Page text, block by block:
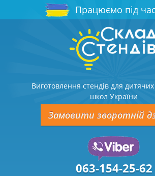
Працюємо під
Виготовлення стендів для дитячих
школ України
Замовити зворотній
063-154-25-62